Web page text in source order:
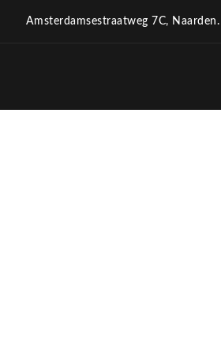
Amsterdamsestraatweg 7C, Naarden.